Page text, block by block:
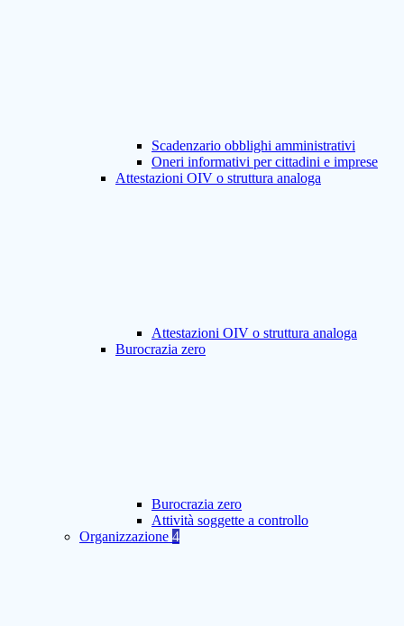
Scadenzario obblighi amministrativi
Oneri informativi per cittadini e imprese
Attestazioni OIV o struttura analoga
Attestazioni OIV o struttura analoga
Burocrazia zero
Burocrazia zero
Attività soggette a controllo
Organizzazione 4